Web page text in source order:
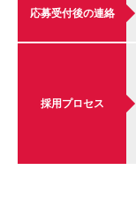
応募受付後の連絡
採用プロセス